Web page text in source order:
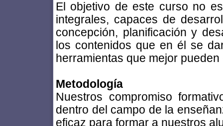
El objetivo de este curso no
integrales, capaces de
concepción, planificación y
los contenidos que en él se
herramientas que mejor
Metodología
Nuestros compromiso
dentro del campo de la
eficaz para formar a nuestros